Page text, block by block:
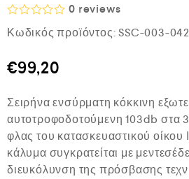
Β
α
μ
ο
γ
ή
θ
η
κ
ε
μ
0 reviews
Κωδικός προϊόντος: SSC-003-042
€99,20
Σειρήνα ενσύρματη κόκκινη
αυτοτροφοδοτούμενη 103db στα
φλας του κατασκευαστικού οίκου
κάλυμα συγκρατείται με
διευκόλυνση της πρόσβασης